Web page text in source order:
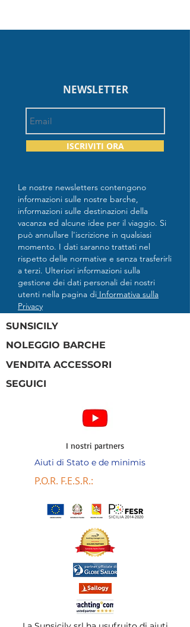
NEWSLETTER
ISCRIVITI ORA
Le nostre newsletters contengono
informazioni sulle nostre barche,
informazioni sulle destinazioni della
vacanza ed alcune idee per il viaggio. Si
può annullare l'iscrizione in qualsiasi
momento. I dati saranno trattati nel
rispetto delle normative e senza trasferirli
a terzi. Ulteriori informazioni sulla
gestione dei dati personali dei nostri
utenti nella pagina di Informativa sulla
Privacy
SUNSICILY
NOLEGGIO BARCHE
VENDITA ACCESSORI
SEGUICI
I nostri partners
Aiuti di Stato e de minimis
P.O.R. F.E.S.R.: